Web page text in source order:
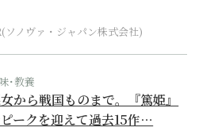
ソノヴァ・ジャパン株式会社)
･教養
から戦国ものまで。『篤姫』
ークを迎えて過去15作…